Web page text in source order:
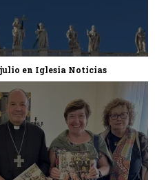
en Iglesia Noticias